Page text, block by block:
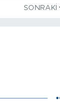
SONRAKI